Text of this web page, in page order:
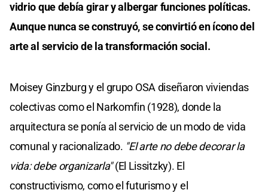
vidrio que debía girar y albergar funciones políticas.
Aunque nunca se construyó, se convirtió en ícono del
arte al servicio de la transformación social.
Moisey Ginzburg y el grupo OSA diseñaron viviendas
colectivas como el Narkomfin (1928), donde la
arquitectura se ponía al servicio de un modo de vida
comunal y racionalizado. "El arte no debe decorar la
vida: debe organizarla"(El Lissitzky). El
constructivismo, como el futurismo y el